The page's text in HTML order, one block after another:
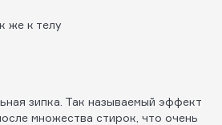
же к телу
зипка. Так называемый эффект
множества стирок, что очень